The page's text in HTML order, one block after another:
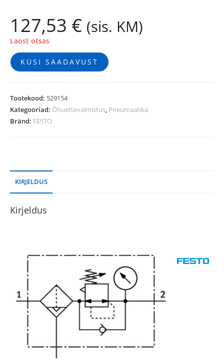
127,53 € (sis. KM)
Laost otsas
KÜSI SAADAVUST
Tootekood: 529154
Kategooriad: Õhuettevalmistus, Pneumaatika
Bränd: FESTO
KIRJELDUS
Kirjeldus